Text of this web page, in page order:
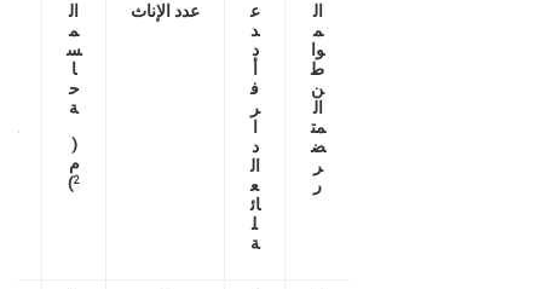
ال
م
وا
ط
ن
ال
مت
ض
ر
ر
ع
د
د
ف
ر
د
ال
ع
ائ
ل
ة
عدد الإناث
ال
م
س
ا
ح
ة
(
م
2
)